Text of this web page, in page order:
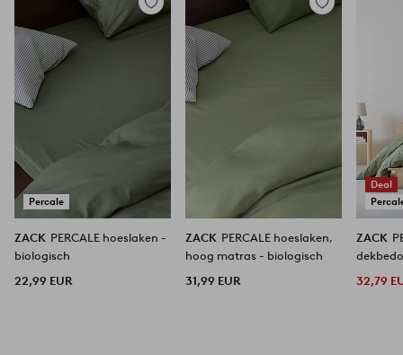
Percale
Toevoegen
aan
favorieten
ZACK PERCALE hoeslaken -
biologisch
22,99 EUR
Toevoegen
aan
ZACK PERCALE hoeslaken,
hoog matras - biologisch
31,99 EUR
Deal
ZACK
32,79